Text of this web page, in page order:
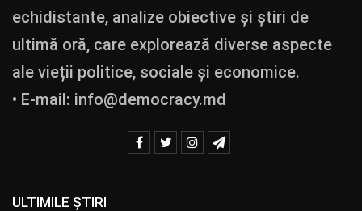
echidistante, analize obiective și știri de
ultimă oră, care explorează diverse aspecte
ale vieții politice, sociale și economice.
• E-mail: info@democracy.md
ULTIMILE ȘTIRI